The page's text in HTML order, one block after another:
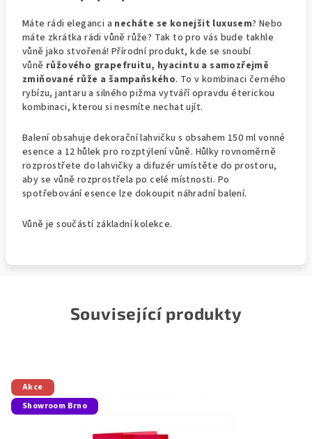
Máte rádi eleganci a necháte se konejšit luxusem? Nebo
máte zkrátka rádi vůně růže? Tak to pro vás bude takhle
vůně jako stvořená! Přírodní produkt, kde se snoubí
vůně růžového grapefruitu, hyacintu a samozřejmě
zmiňované růže a šampaňského. To v kombinaci černého
rybízu, jantaru a silného pižma vytváří opravdu éterickou
kombinaci, kterou si nesmíte nechat ujít.
Balení obsahuje dekorační lahvičku s obsahem 150 ml vonné
esence a 12 hůlek pro rozptýlení vůně. Hůlky rovnoměrně
rozprostřete do lahvičky a difuzér umístěte do prostoru,
aby se vůně rozprostřela po celé místnosti. Po
spotřebování esence lze dokoupit náhradní balení.
Vůně je součástí základní kolekce.
Související produkty
Akce
Showroom Brno